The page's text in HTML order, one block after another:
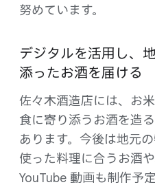
努めています。
デジタルを​活用し、​
添った​お酒を​届ける
佐々木酒造店には、​お
食に​寄り添う​お酒を​造
あります。​今後は​地元
使った​料理に​合う​お酒
YouTube 動画も​制作予